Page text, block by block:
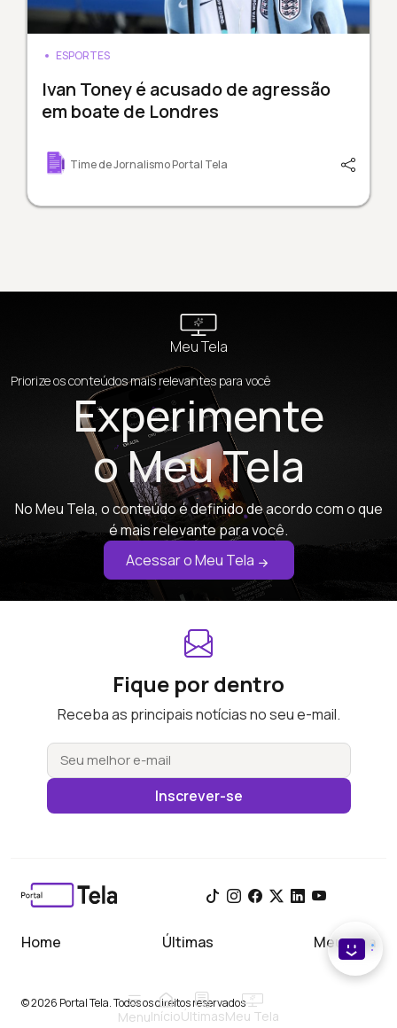
MenuInícioÚltimasMeu Tela
ESPORTES
Ivan Toney é acusado de agressão
em boate de Londres
Time de Jornalismo Portal Tela
Meu Tela
Priorize os conteúdos mais relevantes para você
Experimente
o Meu Tela
No Meu Tela, o conteúdo é definido de acordo com o que
é mais relevante para você.
Acessar o Meu Tela
Fique por dentro
Receba as principais notícias no seu e-mail.
Inscrever-se
Home Últimas Meu Tela
© 2026 Portal Tela. Todos os direitos reservados